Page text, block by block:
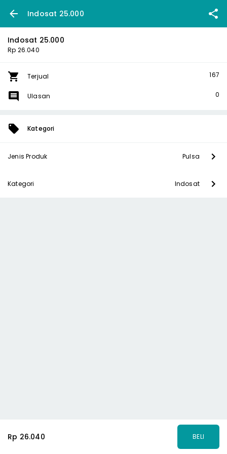
Indosat 25.000
Indosat 25.000
Rp 26.040
Terjual 167
Ulasan 0
Kategori
Jenis Produk Pulsa
Kategori Indosat
Rp 26.040 BELI